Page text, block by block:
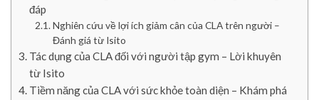
đáp
Nghiên cứu về lợi ích giảm cân của CLA trên người –
Đánh giá từ Isito
Tác dụng của CLA đối với người tập gym – Lời khuyên
từ Isito
Tiềm năng của CLA với sức khỏe toàn diện – Khám phá